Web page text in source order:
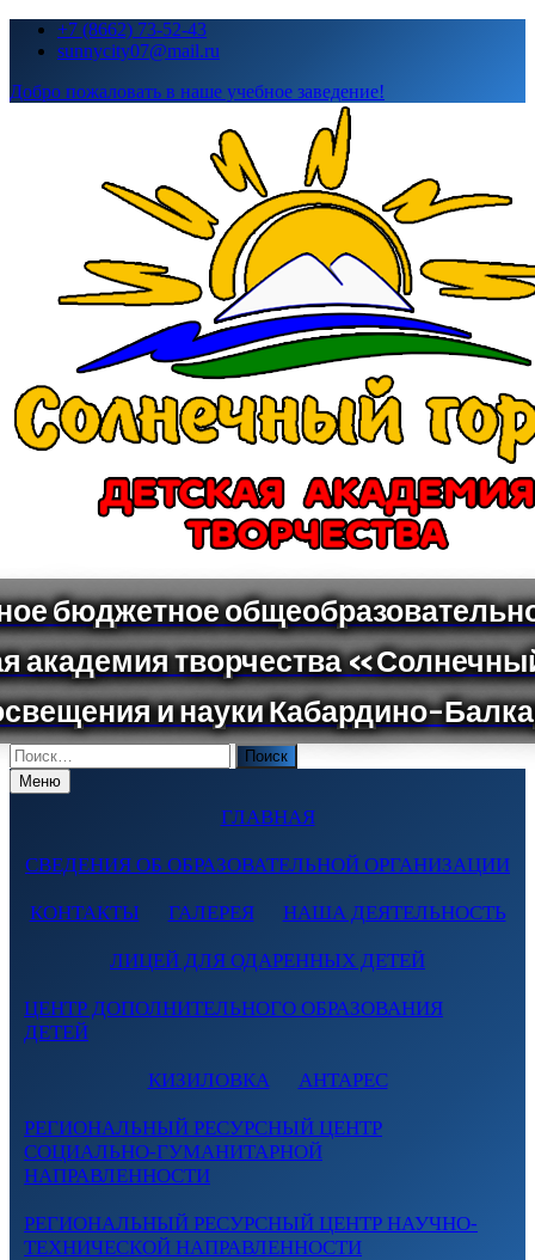
Перейти+7 (8662) 73-52-43
sunnycity07@mail.ru
Добро пожаловать в наше учебное заведение!
Поиск
по:Меню
ГЛАВНАЯ
СВЕДЕНИЯ ОБ ОБРАЗОВАТЕЛЬНОЙ ОРГАНИЗАЦИИ
КОНТАКТЫ ГАЛЕРЕЯ НАША ДЕЯТЕЛЬНОСТЬ
ЛИЦЕЙ ДЛЯ ОДАРЕННЫХ ДЕТЕЙ
ЦЕНТР ДОПОЛНИТЕЛЬНОГО ОБРАЗОВАНИЯ
ДЕТЕЙ
КИЗИЛОВКА АНТАРЕС
РЕГИОНАЛЬНЫЙ РЕСУРСНЫЙ ЦЕНТР
СОЦИАЛЬНО-ГУМАНИТАРНОЙ
НАПРАВЛЕННОСТИ
РЕГИОНАЛЬНЫЙ РЕСУРСНЫЙ ЦЕНТР НАУЧНО-
ТЕХНИЧЕСКОЙ НАПРАВЛЕННОСТИ